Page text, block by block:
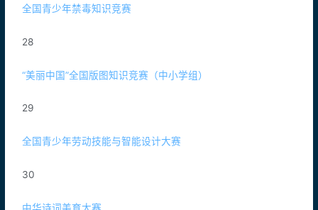
全国青少年禁毒知识竞赛
28
“美丽中国”全国版图知识竞赛（中小学组）
29
全国青少年劳动技能与智能设计大赛
30